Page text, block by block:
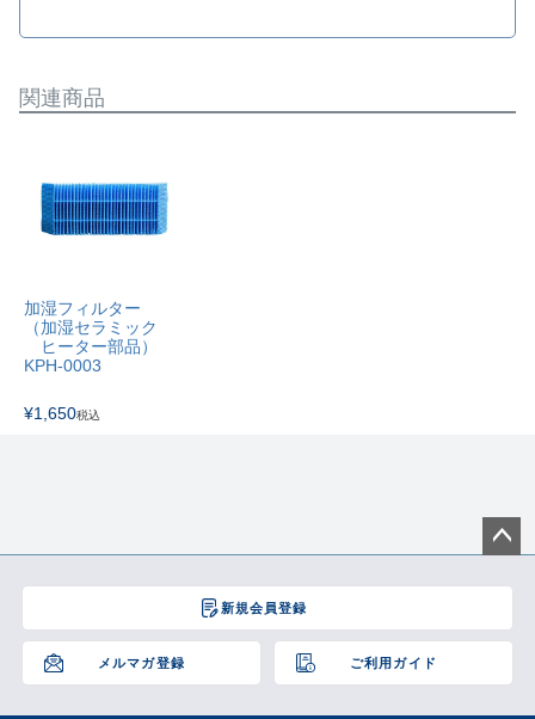
関連商品
加湿フィルター
（加湿セラミック
ヒーター部品）
KPH-0003
¥1,650税込
新規会員登録
メルマガ登録 ご利用ガイド
ジト
へ